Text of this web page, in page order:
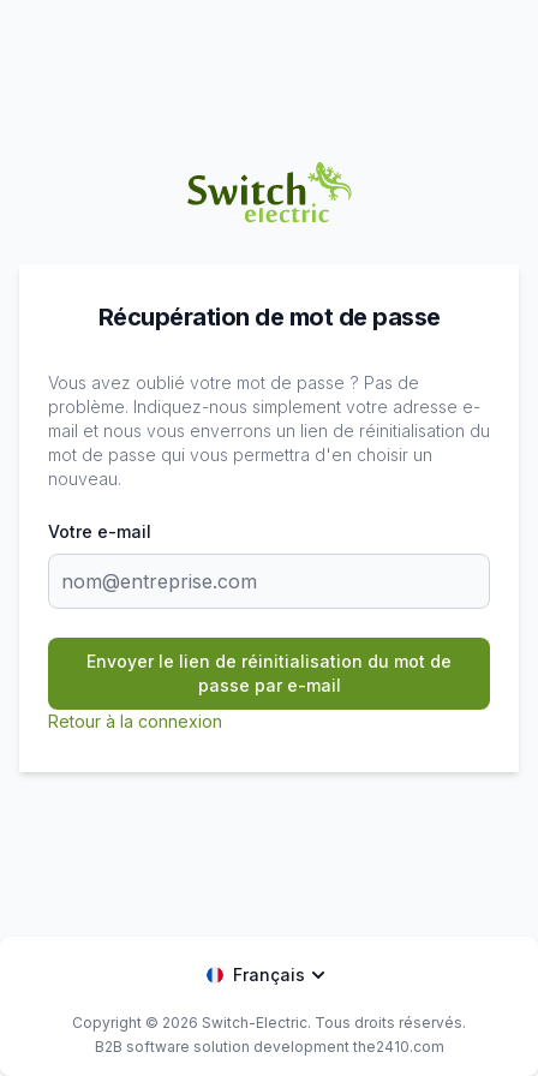
Récupération de mot de passe
Vous avez oublié votre mot de passe ? Pas de
problème. Indiquez-nous simplement votre adresse e-
mail et nous vous enverrons un lien de réinitialisation du
mot de passe qui vous permettra d'en choisir un
nouveau.
Votre e-mail
Envoyer le lien de réinitialisation du mot de
passe par e-mail
Retour à la connexion
Français
Copyright © 2026 Switch-Electric. Tous droits réservés.
B2B software solution development the2410.com